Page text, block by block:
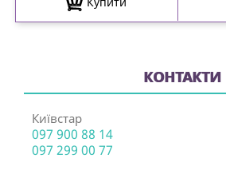
КОНТАКТИ
Київстар
097 900 88 14
097 299 00 77